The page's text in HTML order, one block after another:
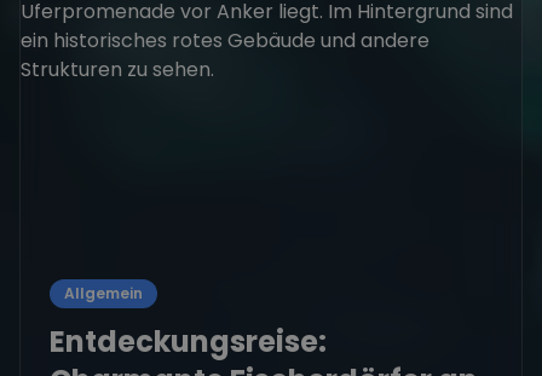
Allgemein
Entdeckungsreise: